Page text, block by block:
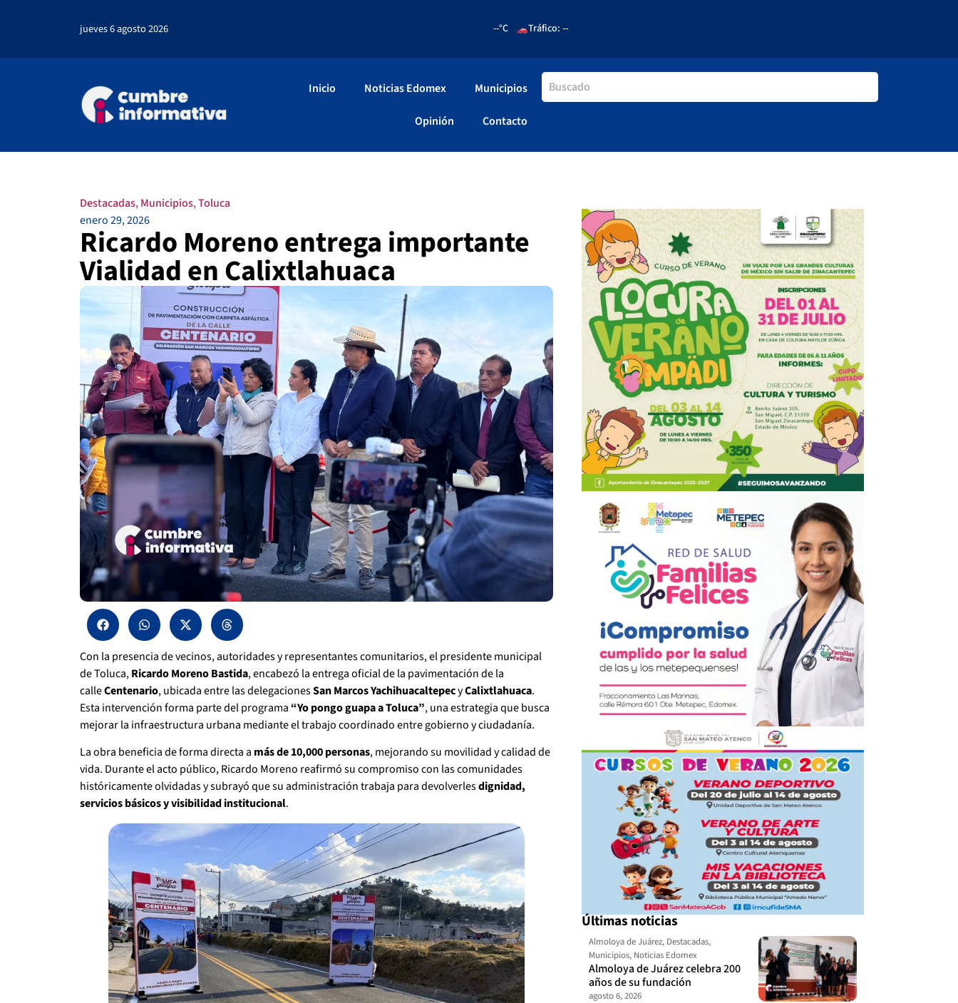
jueves 6 agosto 2026 --°C Tráfico: --
Inicio Noticias Edomex Municipios
Opinión Contacto
Destacadas,Municipios,Toluca
enero 29, 2026
Ricardo Moreno entrega importante
Vialidad en Calixtlahuaca
Con la presencia de vecinos, autoridades y representantes comunitarios, el presidente municipal
de Toluca,Ricardo Moreno Bastida, encabezó la entrega oficial de la pavimentación de la
calleCentenario, ubicada entre las delegacionesSan Marcos YachihuacaltepecyCalixtlahuaca.
Esta intervención forma parte del programa “Yo pongo guapa a Toluca”, una estrategia que busca
mejorar la infraestructura urbana mediante el trabajo coordinado entre gobierno y ciudadanía.
La obra beneficia de forma directa a más de 10,000 personas, mejorando su movilidad y calidad de
vida. Durante el acto público, Ricardo Moreno reafirmó su compromiso con las comunidades
históricamente olvidadas y subrayó que su administración trabaja para devolverlesdignidad,
servicios básicos y visibilidad institucional.
Últimas noticias
Almoloya de Juárez, Destacadas,
Municipios, Noticias Edomex
Almoloya de Juárez celebra 200
años de su fundación
agosto 6, 2026